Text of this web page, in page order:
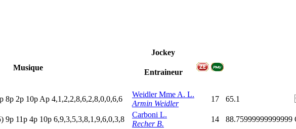
Musique
Jockey
Entraineur
p 8p 2p 10p Ap 4,1,2,2,8,6,2,8,0,0,6,6
Weidler Mme A. L.
Armin Weidler
17 65.1
9p 11p 4p 10p 6,9,3,5,3,8,1,9,6,0,3,8
Carboni L.
Recher B.
14 88.75999999999999